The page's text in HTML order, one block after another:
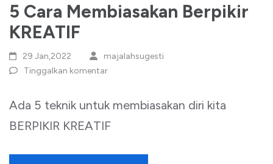
5 Cara Membiasakan Berpikir
KREATIF
29 Jan,2022
majalahsugesti
Tinggalkan komentar
Ada 5 teknik untuk membiasakan diri kita
BERPIKIR KREATIF